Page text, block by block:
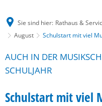
Sie sind hier: Rathaus &
August
Schulstart mit viel
AUCH IN DER
SCHULJAHR
Schulstart mit viel